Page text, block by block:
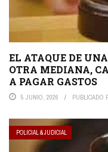
EL ATAQUE DE
OTRA MEDIANA,
A PAGAR GASTOS
5 JUNIO, 2026 PUBLICADO
POLICIAL & JUDICIAL